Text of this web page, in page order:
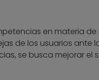
en materia
de los usuarios ante
se busca mejorar el